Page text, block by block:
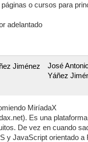
o cursos para
adelantado
José
Yáñez
MiríadaX
Es una
De vez en cuando
y JavaScript orientado a